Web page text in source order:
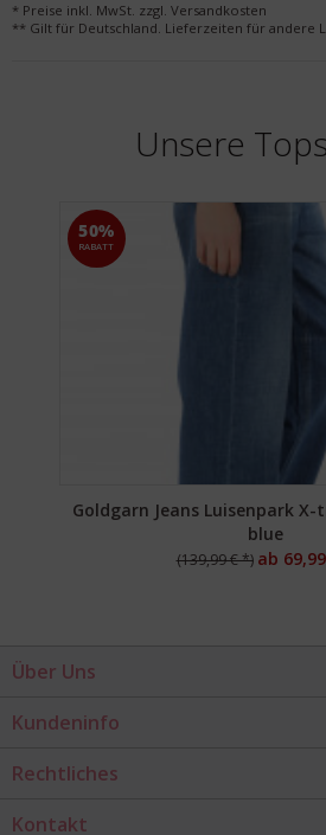
* Preise inkl. MwSt. zzgl. Versandkosten
** Gilt für Deutschland. Lieferzeiten für andere
Unsere
50%
RABATT
Goldgarn Jeans Luisenpark
blue
(139,99 € *) ab
Über Uns
Kundeninfo
Rechtliches
Kontakt